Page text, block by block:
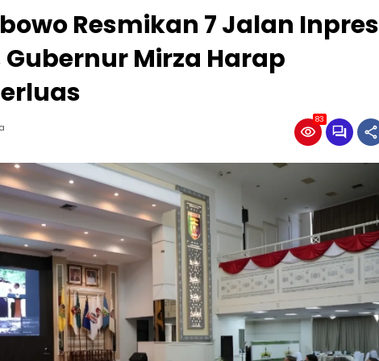
Resmikan 7 Jalan Inpres
Mirza Harap
83